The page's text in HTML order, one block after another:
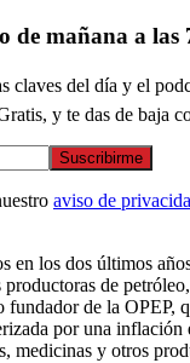
de mañana a las
claves del día y el
y te das de baja
Suscribirme
aviso de
en los dos últimos
productoras de
fundador de la OPEP,
por una inflación
medicinas y otros